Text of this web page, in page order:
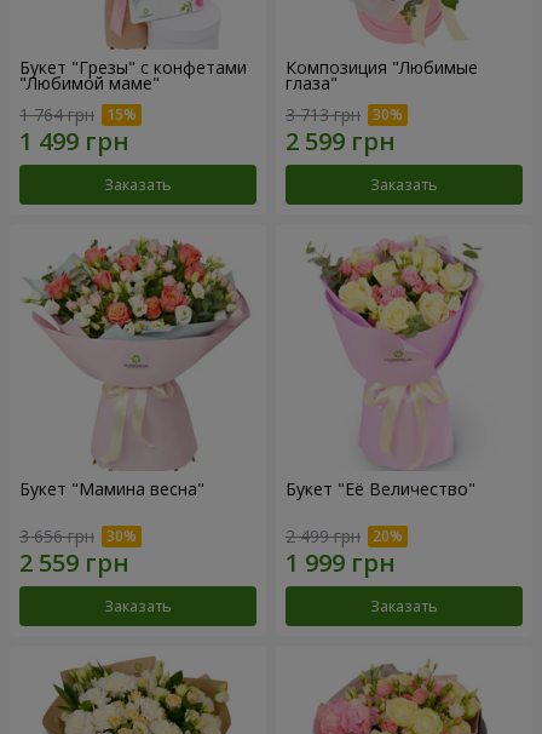
Букет "Грезы" с конфетами
"Любимой маме"
1 764 грн
Заказать
Композиция "Любимые
глаза"
3 713 грн
Заказать
Букет "Мамина весна"
3 656 грн
Заказать
Букет "Её Величество"
2 499 грн
Заказать